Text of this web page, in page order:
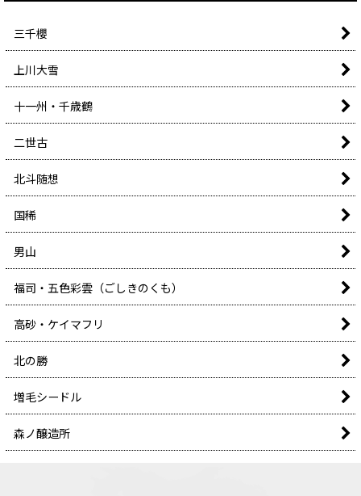
三千櫻
上川大雪
十一州・千歳鶴
二世古
北斗随想
国稀
男山
福司・五色彩雲（ごしきのくも）
高砂・ケイマフリ
北の勝
増毛シードル
森ノ醸造所